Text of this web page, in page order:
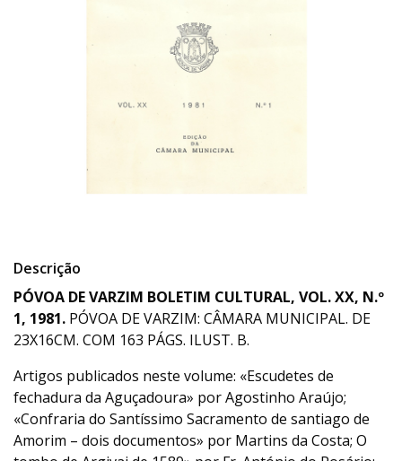
Descrição
PÓVOA DE VARZIM BOLETIM CULTURAL, VOL. XX, N.º
1, 1981. PÓVOA DE VARZIM: CÂMARA MUNICIPAL. DE
23X16CM. COM 163 PÁGS. ILUST. B.
Artigos publicados neste volume: «Escudetes de
fechadura da Aguçadoura» por Agostinho Araújo;
«Confraria do Santíssimo Sacramento de santiago de
Amorim – dois documentos» por Martins da Costa; O